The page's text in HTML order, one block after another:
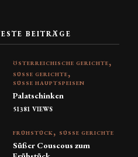
BEITRÄGE
ÖSTERREICHISCHE GERICHTE
SÜSSE GERICHTE
SÜSSE HAUPTSPEISEN
Palatschinken
51381 VIEWS
FRÜHSTÜCK SÜSSE GERICHTE
Süßer Couscous zum